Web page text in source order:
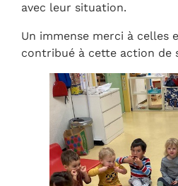
avec leur situation.
Un immense merci à celles
contribué à cette action de